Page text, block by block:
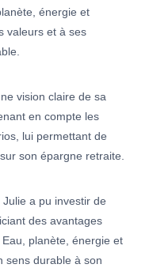
énergie et
valeurs et à ses
vision claire de sa
en compte les
lui permettant de
son épargne retraite.
, Julie a pu investir de
des avantages
planète, énergie et
sens durable à son